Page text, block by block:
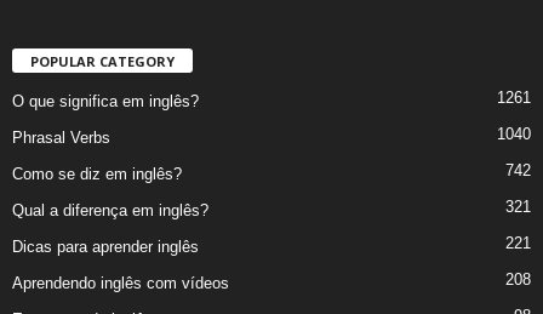
POPULAR CATEGORY
O que significa em inglês? 1261
Phrasal Verbs 1040
Como se diz em inglês? 742
Qual a diferença em inglês? 321
Dicas para aprender inglês 221
Aprendendo inglês com vídeos 208